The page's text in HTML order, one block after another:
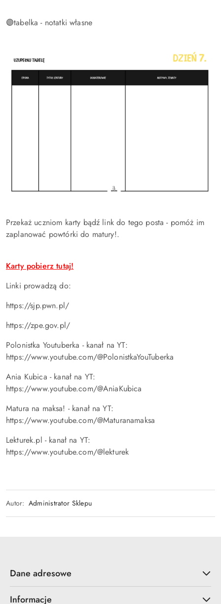
🟣tabelka - notatki własne
Przekaż uczniom karty bądź link do tego posta - pomóż im
zaplanować powtórki do matury!.
Karty pobierz tutaj!
Linki prowadzą do:
https://sjp.pwn.pl/
https://zpe.gov.pl/
Polonistka Youtuberka - kanał na YT:
https://www.youtube.com/@PolonistkaYouTuberka
Ania Kubica - kanał na YT:
https://www.youtube.com/@AniaKubica
Matura na maksa! - kanał na YT:
https://www.youtube.com/@Maturanamaksa
Lekturek.pl - kanał na YT:
https://www.youtube.com/@lekturek
Autor: Administrator Sklepu
Dane adresowe
Informacje